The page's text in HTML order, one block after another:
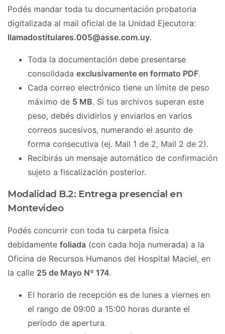
Podés mandar toda tu documentación probatoria
digitalizada al mail oficial de la Unidad Ejecutora:
llamadostitulares.005@asse.com.uy.
Toda la documentación debe presentarse
consolidada exclusivamente en formato PDF.
Cada correo electrónico tiene un límite de peso
máximo de 5 MB. Si tus archivos superan este
peso, debés dividirlos y enviarlos en varios
correos sucesivos, numerando el asunto de
forma consecutiva (ej. Mail 1 de 2, Mail 2 de 2).
Recibirás un mensaje automático de confirmación
sujeto a fiscalización posterior.
Modalidad B.2: Entrega presencial en
Montevideo
Podés concurrir con toda tu carpeta física
debidamente foliada (con cada hoja numerada) a la
Oficina de Recursos Humanos del Hospital Maciel, en
la calle 25 de Mayo Nº 174.
El horario de recepción es de lunes a viernes en
el rango de 09:00 a 15:00 horas durante el
período de apertura.